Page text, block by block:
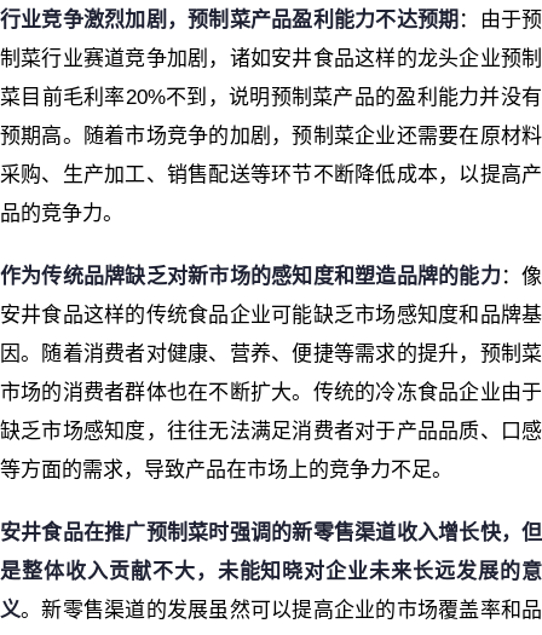
行业竞争激烈加剧，预制菜产品盈利能力不达预期 ：由于预
制菜行业赛道竞争加剧，诸如安井食品这样的龙头企业预制
菜目前毛利率20%不到，说明预制菜产品的盈利能力并没有
预期高。随着市场竞争的加剧，预制菜企业还需要在原材料
采购、生产加工、销售配送等环节不断降低成本，以提高产
品的竞争力。
作为传统品牌缺乏对新市场的感知度和塑造品牌的能力 ：像
安井食品这样的传统食品企业可能缺乏市场感知度和品牌基
因。随着消费者对健康、营养、便捷等需求的提升，预制菜
市场的消费者群体也在不断扩大。传统的冷冻食品企业由于
缺乏市场感知度，往往无法满足消费者对于产品品质、口感
等方面的需求，导致产品在市场上的竞争力不足。
安井食品在推广预制菜时强调的新零售渠道收入增长快，但
是整体收入贡献不大，未能知晓对企业未来长远发展的意
义。新零售渠道的发展虽然可以提高企业的市场覆盖率和品